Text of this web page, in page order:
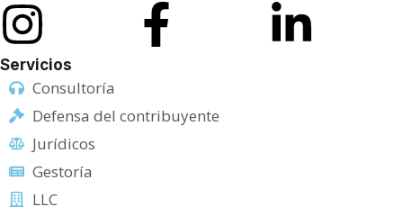
Servicios
Consultoría
Defensa del contribuyente
Jurídicos
Gestoría
LLC